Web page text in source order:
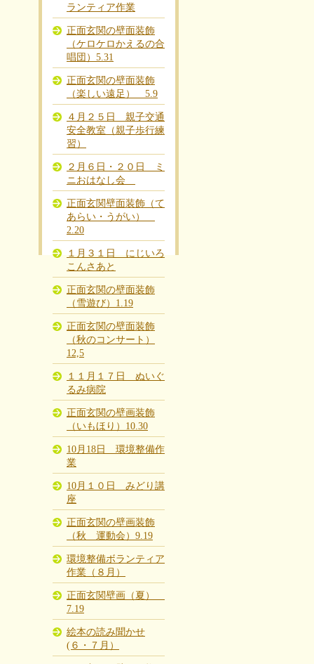
ランティア作業
正面玄関の壁面装飾
（ケロケロかえるの合
唱団）5.31
正面玄関の壁面装飾
（楽しい遠足） 5.9
４月２５日 親子交通
安全教室（親子歩行練
習）
２月６日・２０日 ミ
ニおはなし会
正面玄関壁面装飾（て
あらい・うがい）
2.20
１月３１日 にじいろ
こんさあと
正面玄関の壁面装飾
（雪遊び）1.19
正面玄関の壁面装飾
（秋のコンサート）
12,5
１１月１７日 ぬいぐ
るみ病院
正面玄関の壁画装飾
（いもほり）10.30
10月18日 環境整備作
業
10月１０日 みどり講
座
正面玄関の壁画装飾
（秋 運動会）9.19
環境整備ボランティア
作業（８月）
正面玄関壁画（夏）
7.19
絵本の読み聞かせ
(６・７月）